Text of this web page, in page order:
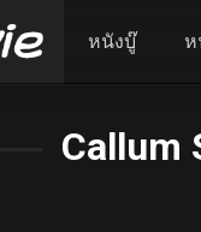
หนังบู๊ ห
Callum